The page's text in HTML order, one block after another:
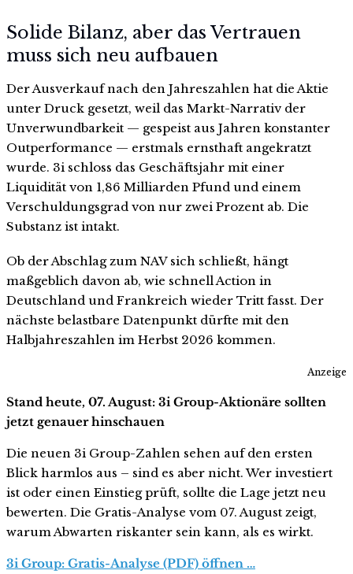
Solide Bilanz, aber das Vertrauen
muss sich neu aufbauen
Der Ausverkauf nach den Jahreszahlen hat die Aktie
unter Druck gesetzt, weil das Markt-Narrativ der
Unverwundbarkeit — gespeist aus Jahren konstanter
Outperformance — erstmals ernsthaft angekratzt
wurde. 3i schloss das Geschäftsjahr mit einer
Liquidität von 1,86 Milliarden Pfund und einem
Verschuldungsgrad von nur zwei Prozent ab. Die
Substanz ist intakt.
Ob der Abschlag zum NAV sich schließt, hängt
maßgeblich davon ab, wie schnell Action in
Deutschland und Frankreich wieder Tritt fasst. Der
nächste belastbare Datenpunkt dürfte mit den
Halbjahreszahlen im Herbst 2026 kommen.
Anzeige
Stand heute, 07. August: 3i Group-Aktionäre sollten
jetzt genauer hinschauen
Die neuen 3i Group-Zahlen sehen auf den ersten
Blick harmlos aus – sind es aber nicht. Wer investiert
ist oder einen Einstieg prüft, sollte die Lage jetzt neu
bewerten. Die Gratis-Analyse vom 07. August zeigt,
warum Abwarten riskanter sein kann, als es wirkt.
3i Group: Gratis-Analyse (PDF) öffnen …